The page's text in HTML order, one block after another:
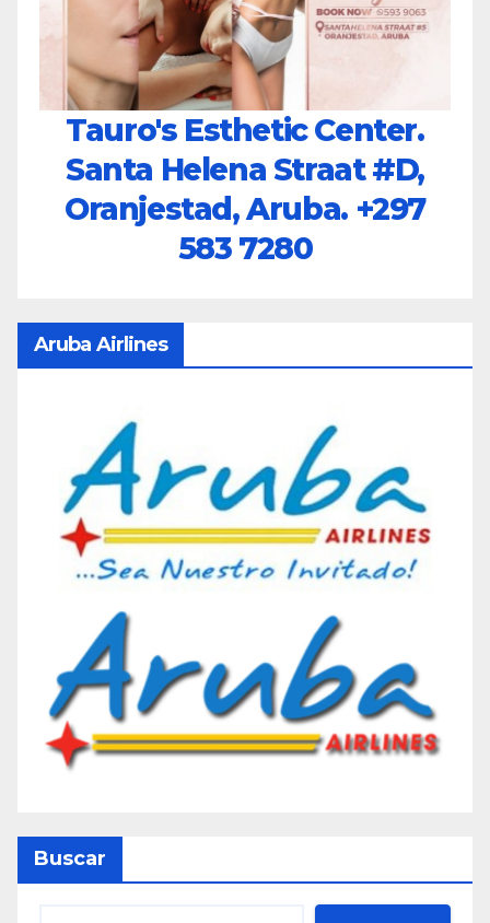
Tauro's Esthetic Center.
Santa Helena Straat #D,
Oranjestad, Aruba. +297
583 7280
Aruba Airlines
Buscar